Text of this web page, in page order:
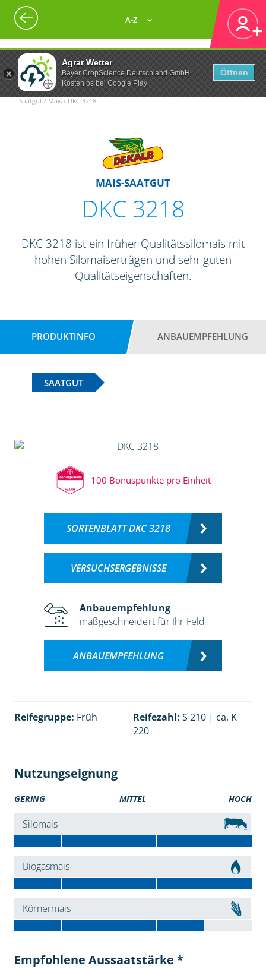
Agrar Wetter
Bayer CropScience Deutschland GmbH
Kostenlos bei Google Play
Öffnen
A-Z
Saatgut / Mais / DKC 3218
MAIS-SAATGUT
DKC 3218
DKC 3218 ist ein früher Qualitätssilomais mit
hohen Silomaiserträgen und sehr guten
Qualitätseigenschaften.
PRODUKTINFO ANBAUEMPFEHLUNG
SAATGUT
100 Bonuspunkte pro Einheit
SORTENBLATT DKC 3218
VERSUCHSERGEBNISSE
Anbauempfehlung
maßgeschneidert für Ihr Feld
ANBAUEMPFEHLUNG
Reifegruppe: Früh Reifezahl: S 210 | ca. K
220
Nutzungseignung
GERING MITTEL HOCH
Silomais
Biogasmais
Körnermais
Empfohlene Aussaatstärke *